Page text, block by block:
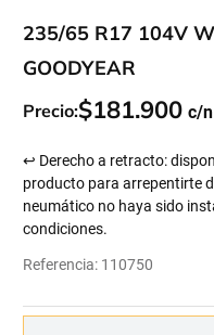
235/65 R17 104V
GOODYEAR
Precio:$181.900
↩ Derecho a retracto:
producto para arrepentirte
neumático no haya sido
condiciones.
Referencia: 110750